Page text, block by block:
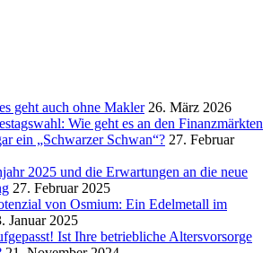
geht auch ohne Makler 26. März 2026
Wie geht es an den Finanzmärkten
ein „Schwarzer Schwan“? 27. Februar
2025 und die Erwartungen an die neue
27. Februar 2025
von Osmium: Ein Edelmetall im
Januar 2025
Ist Ihre betriebliche Altersvorsorge